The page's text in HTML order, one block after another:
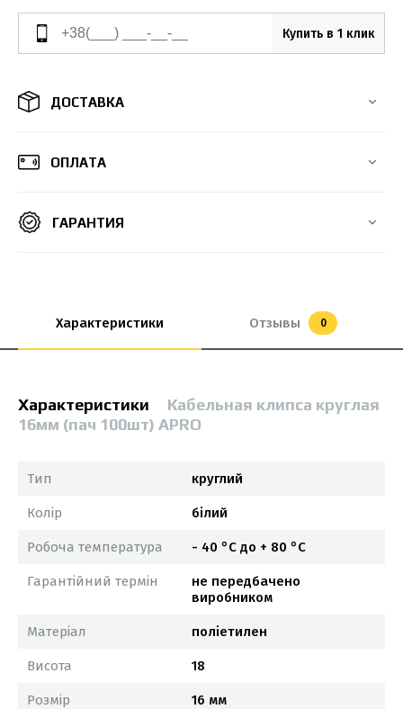
Купить в 1 клик
ДОСТАВКА
ОПЛАТА
ГАРАНТИЯ
Характеристики Отзывы 0
Характеристики
Кабельная клипса круглая
16мм (пач 100шт) APRO
Тип круглий
Колір білий
Робоча температура - 40 °С до + 80 °С
Гарантійний термін
не передбачено
виробником
Матеріал поліетилен
Висота 18
Розмір 16 мм